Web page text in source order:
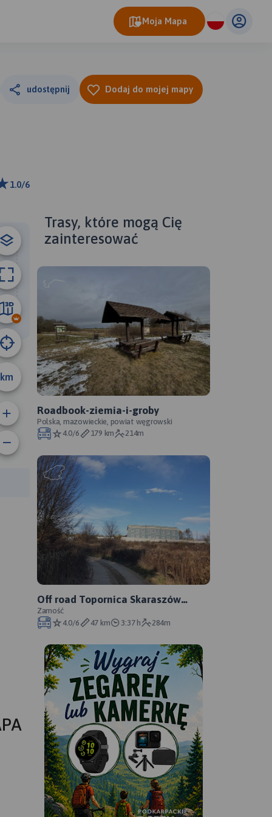
Moja Mapa
udostępnij Dodaj do mojej mapy
1.0/6
km
46 km
Trasy, które mogą Cię
zainteresować
Roadbook-ziemia-i-groby
Polska, mazowieckie, powiat węgrowski
4.0/6
179 km 214m
Off road Topornica Skaraszów
Wojda Czarnowodawoda Lipsko
Topornica
Zamość
4.0/6
47 km 3:37 h 284m